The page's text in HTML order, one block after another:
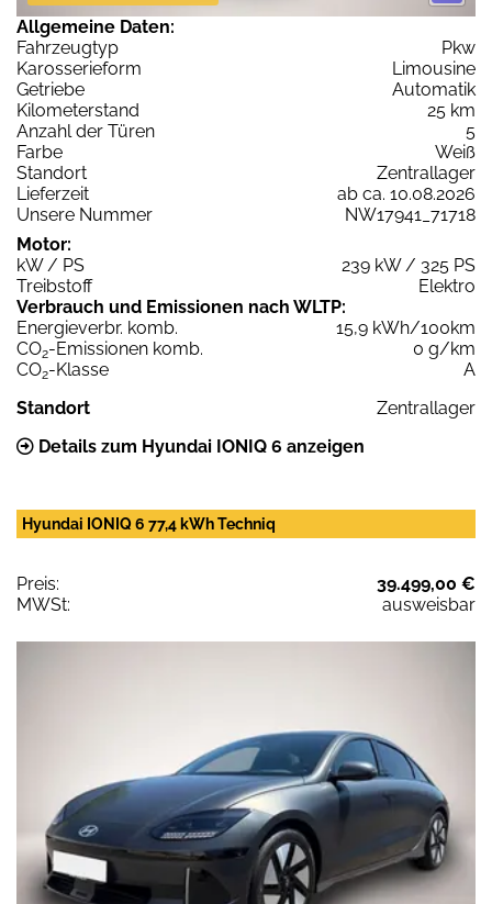
Allgemeine Daten:
Fahrzeugtyp
Pkw
Karosserieform
Limousine
Getriebe
Automatik
Kilometerstand
25 km
Anzahl der Türen
5
Farbe
Weiß
Standort
Zentrallager
Lieferzeit
ab ca. 10.08.2026
Unsere Nummer
NW17941_71718
Motor:
kW / PS
239 kW / 325 PS
Treibstoff
Elektro
Verbrauch und Emissionen nach WLTP:
Energieverbr. komb.
15,9 kWh/100km
CO2-Emissionen komb.
0 g/km
CO2-Klasse
A
Standort
Zentrallager
Details zum Hyundai IONIQ 6 anzeigen
Hyundai IONIQ 6 77,4 kWh Techniq
Preis:
39.499,00 €
MWSt:
ausweisbar